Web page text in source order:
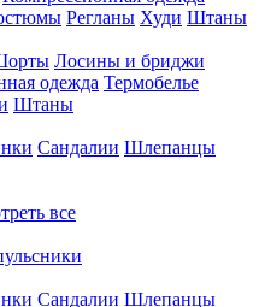
Регланы Худи Штаны
Лосины и бриджи
одежда Термобелье
Штаны
Сандалии Шлепанцы
все
Сандалии Шлепанцы